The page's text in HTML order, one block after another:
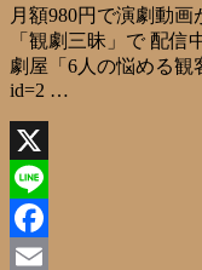
月額980円で演劇動
「観劇三昧」で 配
劇屋「6人の悩める観
id=2 …
X
Line
Facebook